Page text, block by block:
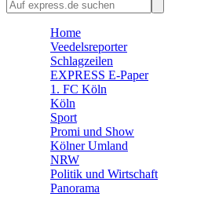
⭐ Promi
🛒
🧩 Spiele
Home
Veedelsreporter
Schlagzeilen
EXPRESS E-Paper
1. FC Köln
Köln
Sport
Promi und Show
Kölner Umland
NRW
Politik und Wirtschaft
Panorama